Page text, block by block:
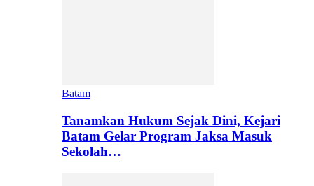
Batam
Tanamkan Hukum Sejak Dini, Kejari
Batam Gelar Program Jaksa Masuk
Sekolah…